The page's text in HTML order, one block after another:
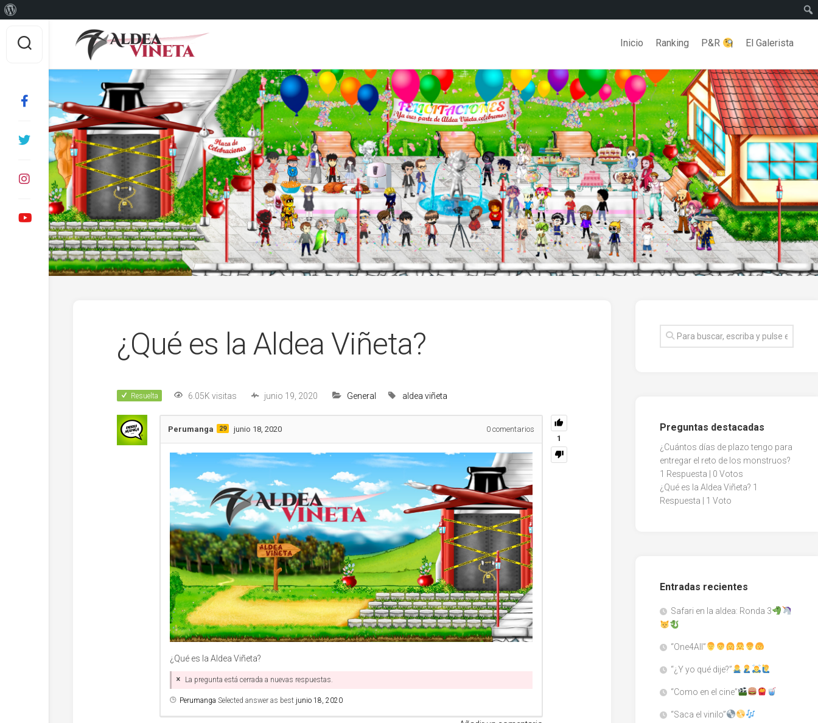
Inicio Ranking P&R El Galerista
¿Qué es la Aldea Viñeta?
Resuelta 6.05K visitas junio 19, 2020 General aldea viñeta
1
Perumanga 29 junio 18, 2020 0 comentarios
¿Qué es la Aldea Viñeta?
La pregunta está cerrada a nuevas respuestas.
Perumanga Selected answer as best junio 18, 2020
Preguntas destacadas
¿Cuántos días de plazo tengo para
entregar el reto de los monstruos?
1 Respuesta
0 Votos
¿Qué es la Aldea Viñeta? 1
Respuesta
1 Voto
Entradas recientes
Safari en la aldea: Ronda 3
“One4All”
“¿Y yo qué dije?”
“Como en el cine”
“Saca el vinilo”